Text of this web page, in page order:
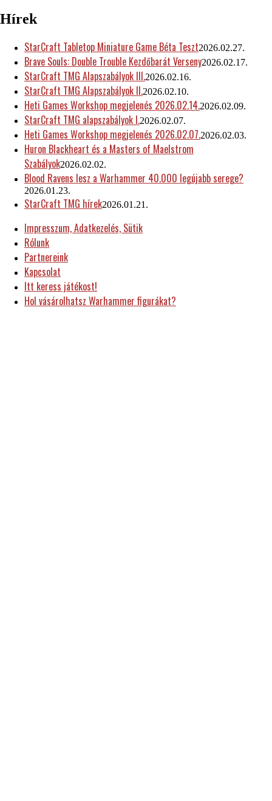
Hírek
StarCraft Tabletop Miniature Game Béta Teszt2026.02.27.
Brave Souls: Double Trouble Kezdőbarát Verseny2026.02.17.
StarCraft TMG Alapszabályok III.2026.02.16.
StarCraft TMG Alapszabályok II.2026.02.10.
Heti Games Workshop megjelenés 2026.02.14.2026.02.09.
StarCraft TMG alapszabályok I.2026.02.07.
Heti Games Workshop megjelenés 2026.02.07.2026.02.03.
Huron Blackheart és a Masters of Maelstrom
Szabályok2026.02.02.
Blood Ravens lesz a Warhammer 40.000 legújabb serege?
2026.01.23.
StarCraft TMG hírek2026.01.21.
Impresszum, Adatkezelés, Sütik
Rólunk
Partnereink
Kapcsolat
Itt keress játékost!
Hol vásárolhatsz Warhammer figurákat?